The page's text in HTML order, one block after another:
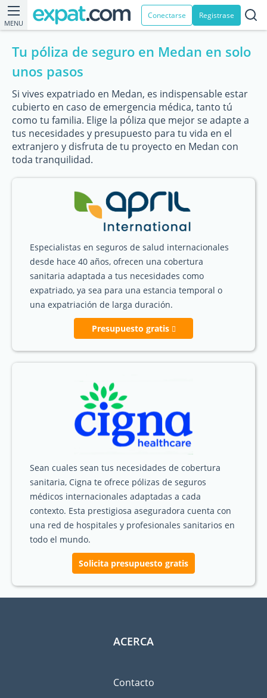
MENU
Conectarse Registrase
Tu póliza de seguro en Medan en solo
unos pasos
Si vives expatriado en Medan, es indispensable estar
cubierto en caso de emergencia médica, tanto tú
como tu familia. Elige la póliza que mejor se adapte a
tus necesidades y presupuesto para tu vida en el
extranjero y disfruta de tu proyecto en Medan con
toda tranquilidad.
Especialistas en seguros de salud internacionales
desde hace 40 años, ofrecen una cobertura
sanitaria adaptada a tus necesidades como
expatriado, ya sea para una estancia temporal o
una expatriación de larga duración.
Presupuesto gratis
Sean cuales sean tus necesidades de cobertura
sanitaria, Cigna te ofrece pólizas de seguros
médicos internacionales adaptadas a cada
contexto. Esta prestigiosa aseguradora cuenta con
una red de hospitales y profesionales sanitarios en
todo el mundo.
Solicita presupuesto gratis
ACERCA
Contacto